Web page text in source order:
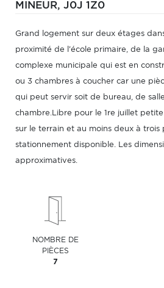
MINEUR, J0J 1Z0
Grand logement sur deux étages
proximité de l'école primaire, de la
complexe municipale qui est en
ou 3 chambres à coucher car une
qui peut servir soit de bureau, de
chambre.Libre pour le 1re juillet
sur le terrain et au moins deux à trois
stationnement disponible. Les
approximatives.
NOMBRE DE
PIÈCES
7